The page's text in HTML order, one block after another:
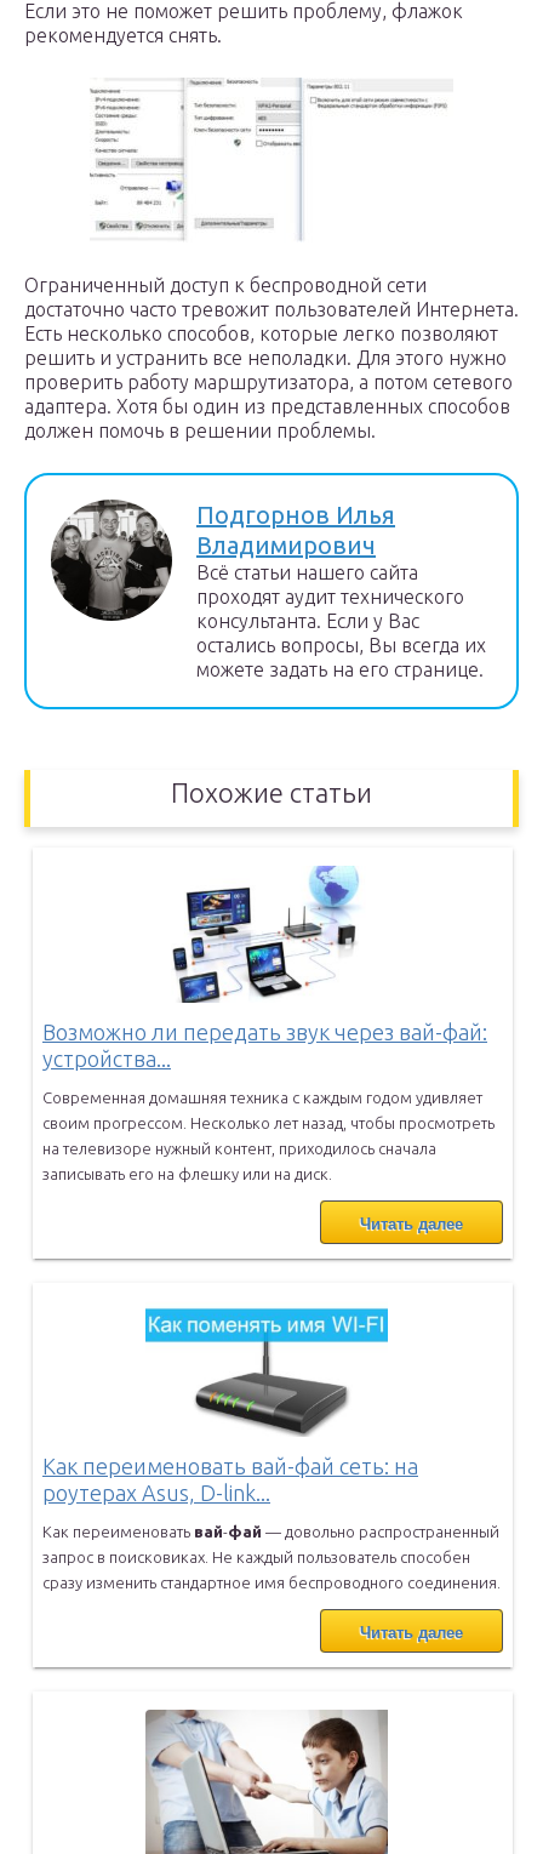
Если это не поможет решить проблему, флажок
рекомендуется снять.
Ограниченный доступ к беспроводной сети
достаточно часто тревожит пользователей Интернета.
Есть несколько способов, которые легко позволяют
решить и устранить все неполадки. Для этого нужно
проверить работу маршрутизатора, а потом сетевого
адаптера. Хотя бы один из представленных способов
должен помочь в решении проблемы.
Подгорнов Илья
Владимирович
Всё статьи нашего сайта
проходят аудит технического
консультанта. Если у Вас
остались вопросы, Вы всегда их
можете задать на его странице.
Похожие статьи
Возможно ли передать звук через вай-фай:
устройства...
Современная домашняя техника с каждым годом удивляет
своим прогрессом. Несколько лет назад, чтобы просмотреть
на телевизоре нужный контент, приходилось сначала
записывать его на флешку или на диск.
Читать далее
Как переименовать вай-фай сеть: на
роутерах Asus, D-link...
Как переименовать вай-фай — довольно распространенный
запрос в поисковиках. Не каждый пользователь способен
сразу изменить стандартное имя беспроводного соединения.
Читать далее